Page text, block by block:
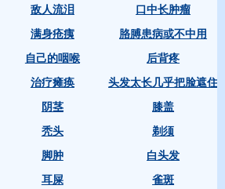
敌人流泪 口中长肿瘤
满身疮痍 胳膊患病或不中用
自己的咽喉 后背疼
治疗瘫痪 头发太长几乎把脸遮住
阴茎 膝盖
秃头 剃须
脚肿 白头发
耳屎 雀斑